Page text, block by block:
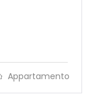
Appartamento